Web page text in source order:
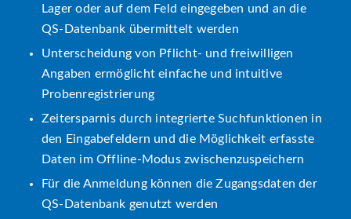
Lager oder auf dem Feld eingegeben und an die
QS-Datenbank übermittelt werden
Unterscheidung von Pflicht- und freiwilligen
Angaben ermöglicht einfache und intuitive
Probenregistrierung
Zeitersparnis durch integrierte Suchfunktionen in
den Eingabefeldern und die Möglichkeit erfasste
Daten im Offline-Modus zwischenzuspeichern
Für die Anmeldung können die Zugangsdaten der
QS-Datenbank genutzt werden